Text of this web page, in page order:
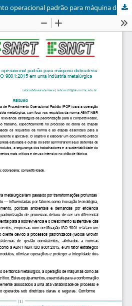
Proposta de procedimento operacional padrão para máquina dobradeira conforme ABNT NBR ISO 9001:2015 em uma indústria metalúrgica